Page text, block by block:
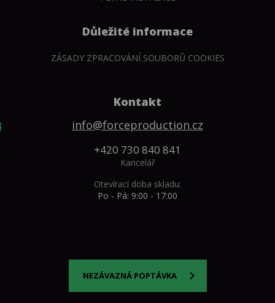
Důležité informace
ZÁSADY ZPRACOVÁNÍ SOUBORŮ COOKIES
Kontakt
info@forceproduction.cz
+420 730 840 841
Kancelář
Otevírací doba skladu:
Po - Pá: 9:00 - 17:00
NEZÁVAZNÁ POPTÁVKA